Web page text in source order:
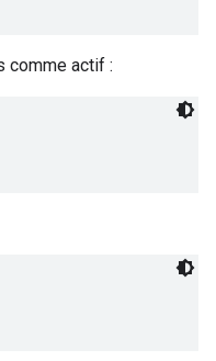
comme actif :